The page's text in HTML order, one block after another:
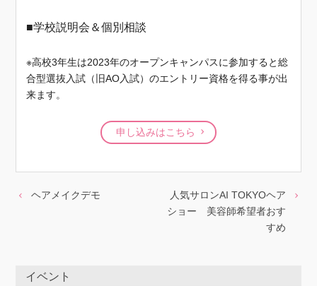
■学校説明会＆個別相談
※高校3年生は2023年のオープンキャンパスに参加すると総
合型選抜入試（旧AO入試）のエントリー資格を得る事が出
来ます。
申し込みはこちら
ヘアメイクデモ
人気サロンAI TOKYOヘア
ショー 美容師希望者おす
すめ
イベント